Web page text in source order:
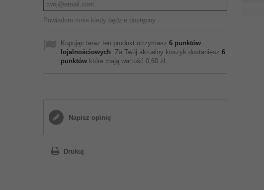
Powiadom mnie kiedy będzie dostępny
Kupując teraz ten produkt otrzymasz 6 punktów
lojalnościowych. Za Twój aktualny koszyk dostaniesz 6
punktów które mają wartość 0,60 zł.
Napisz opinię
Drukuj